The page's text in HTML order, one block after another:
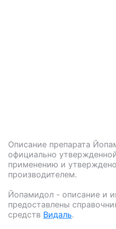
Описание препарата
официально
применению и
производителем.
Йопамидол - описание и
предоставлены
средств Видаль.